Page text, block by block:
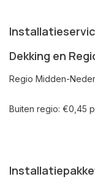
Dekking en
Regio Midden-
Buiten regio: €0,45